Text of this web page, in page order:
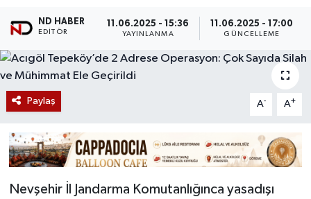
ND HABER
EDITÖR
11.06.2025 - 15:36
YAYINLANMA
11.06.2025 - 17:00
GÜNCELLEME
Paylaş A- A+
Nevşehir İl Jandarma Komutanlığınca yasadışı